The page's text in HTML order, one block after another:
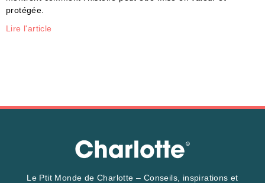
protégée.
Lire l'article
Le Ptit Monde de Charlotte – Conseils, inspirations et